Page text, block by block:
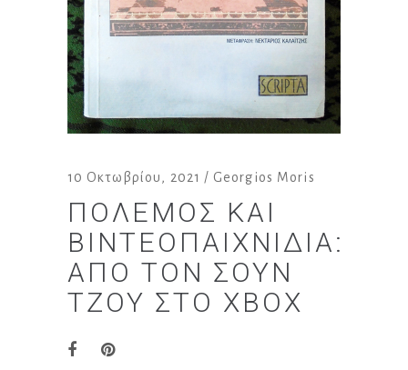
10 Οκτωβρίου, 2021 Georgios Moris
ΠΌΛΕΜΟΣ ΚΑΙ
ΒΙΝΤΕΟΠΑΙΧΝΊΔΙΑ:
ΑΠΌ ΤΟΝ ΣΟΥΝ
ΤΖΟΥ ΣΤΟ XBOX